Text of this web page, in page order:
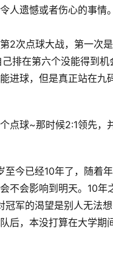
人遗憾或者伤心的事情。
2次点球大战，第一次
排在第六个没能得到
进球，但是真正站在九
点球~那时候2:1领先，
今已经10年了，随着
不会影响到明天。10年
军的渴望是别人无法
后，本没打算在大学期